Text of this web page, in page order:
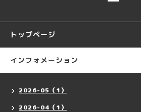
トップページ
インフォメーション
2026-05（1）
2026-04（1）